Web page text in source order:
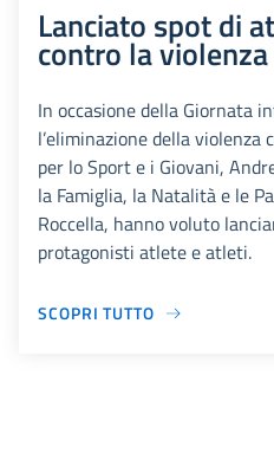
Lanciato spot di
contro la
In occasione della Giornata
l’eliminazione della
per lo Sport e i Giovani,
la Famiglia, la Natalità e le
Roccella, hanno voluto
protagonisti atlete e atleti.
SCOPRI TUTTO